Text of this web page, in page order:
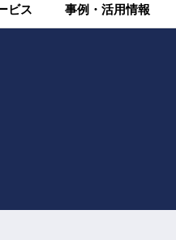
ビス 事例・活用情報